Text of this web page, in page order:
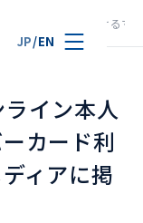
JP/EN
イン本人確認における
イン本人
カード利
ィアに掲